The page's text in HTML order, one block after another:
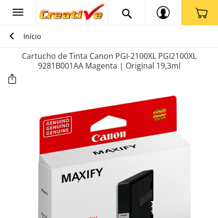
Início
Cartucho de Tinta Canon PGI-2100XL PGI2100XL
9281B001AA Magenta | Original 19,3ml